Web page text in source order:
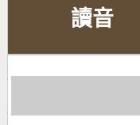
讀音